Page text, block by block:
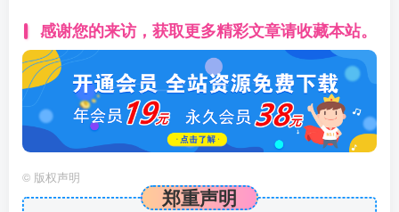
感谢您的来访，获取更多精彩文章请收藏本站。
© 版权声明
郑重声明